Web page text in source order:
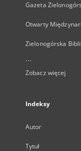
Gazeta
Otwarty
Zielonogórska
...
Zobacz więcej
Indeksy
Autor
Tytuł